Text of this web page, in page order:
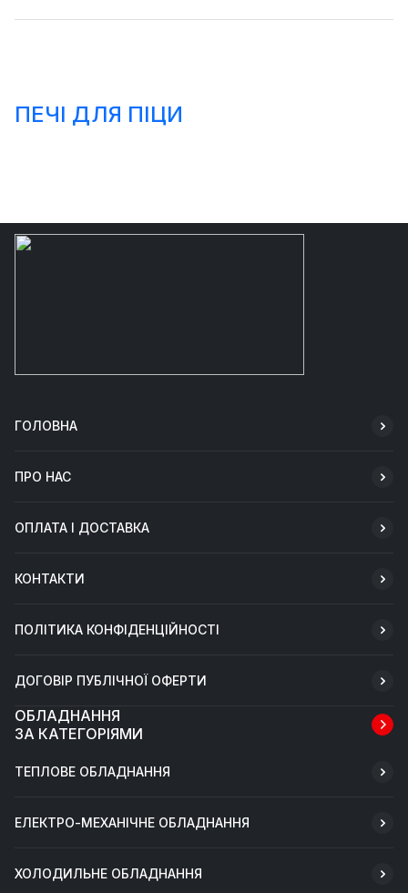
ПЕЧІ ДЛЯ ПІЦИ
ГОЛОВНА
ПРО НАС
ОПЛАТА І ДОСТАВКА
КОНТАКТИ
ПОЛІТИКА КОНФІДЕНЦІЙНОСТІ
ДОГОВІР ПУБЛІЧНОЇ ОФЕРТИ
ОБЛАДНАННЯ
ЗА КАТЕГОРІЯМИ
ТЕПЛОВЕ ОБЛАДНАННЯ
ЕЛЕКТРО-МЕХАНІЧНЕ ОБЛАДНАННЯ
ХОЛОДИЛЬНЕ ОБЛАДНАННЯ